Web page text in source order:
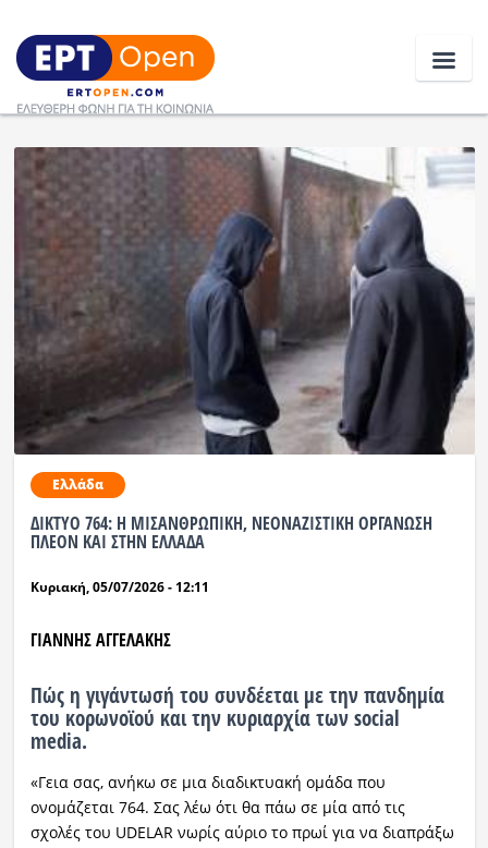
Ειδήσεις
Ελλάδα
Κοινωνία
Πολιτική
Οικονομία
Αθλητικά
Ραδιόφωνο LIVE
Πολιτισμός
Ελλάδα
ΔΙΚΤΥΟ 764: Η ΜΙΣΑΝΘΡΩΠΙΚΗ, ΝΕΟΝΑΖΙΣΤΙΚΗ ΟΡΓΑΝΩΣΗ
ΠΛΕΟΝ ΚΑΙ ΣΤΗΝ ΕΛΛΑΔΑ
Κυριακή, 05/07/2026 - 12:11
ΓΙΑΝΝΗΣ ΑΓΓΕΛΑΚΗΣ
Πώς η γιγάντωσή του συνδέεται με την πανδημία
του κορωνοϊού και την κυριαρχία των social
media.
«Γεια σας, ανήκω σε μια διαδικτυακή ομάδα που
ονομάζεται 764. Σας λέω ότι θα πάω σε μία από τις
σχολές του UDELAR νωρίς αύριο το πρωί για να διαπράξω